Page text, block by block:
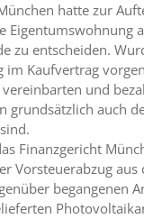
hatte zur
Eigentumswohnung
zu entscheiden.
im Kaufvertrag
und
grundsätzlich auch
Finanzgericht
Vorsteuerabzug
begangenen